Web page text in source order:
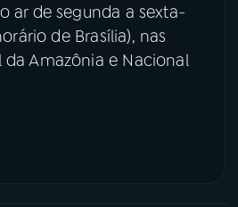
ar de segunda a sexta-
de Brasília), nas
da Amazônia e Nacional